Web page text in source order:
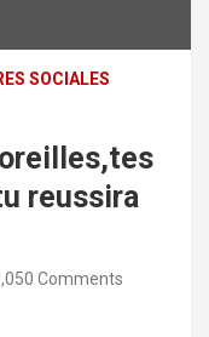
SOCIALES
reussira
Comments